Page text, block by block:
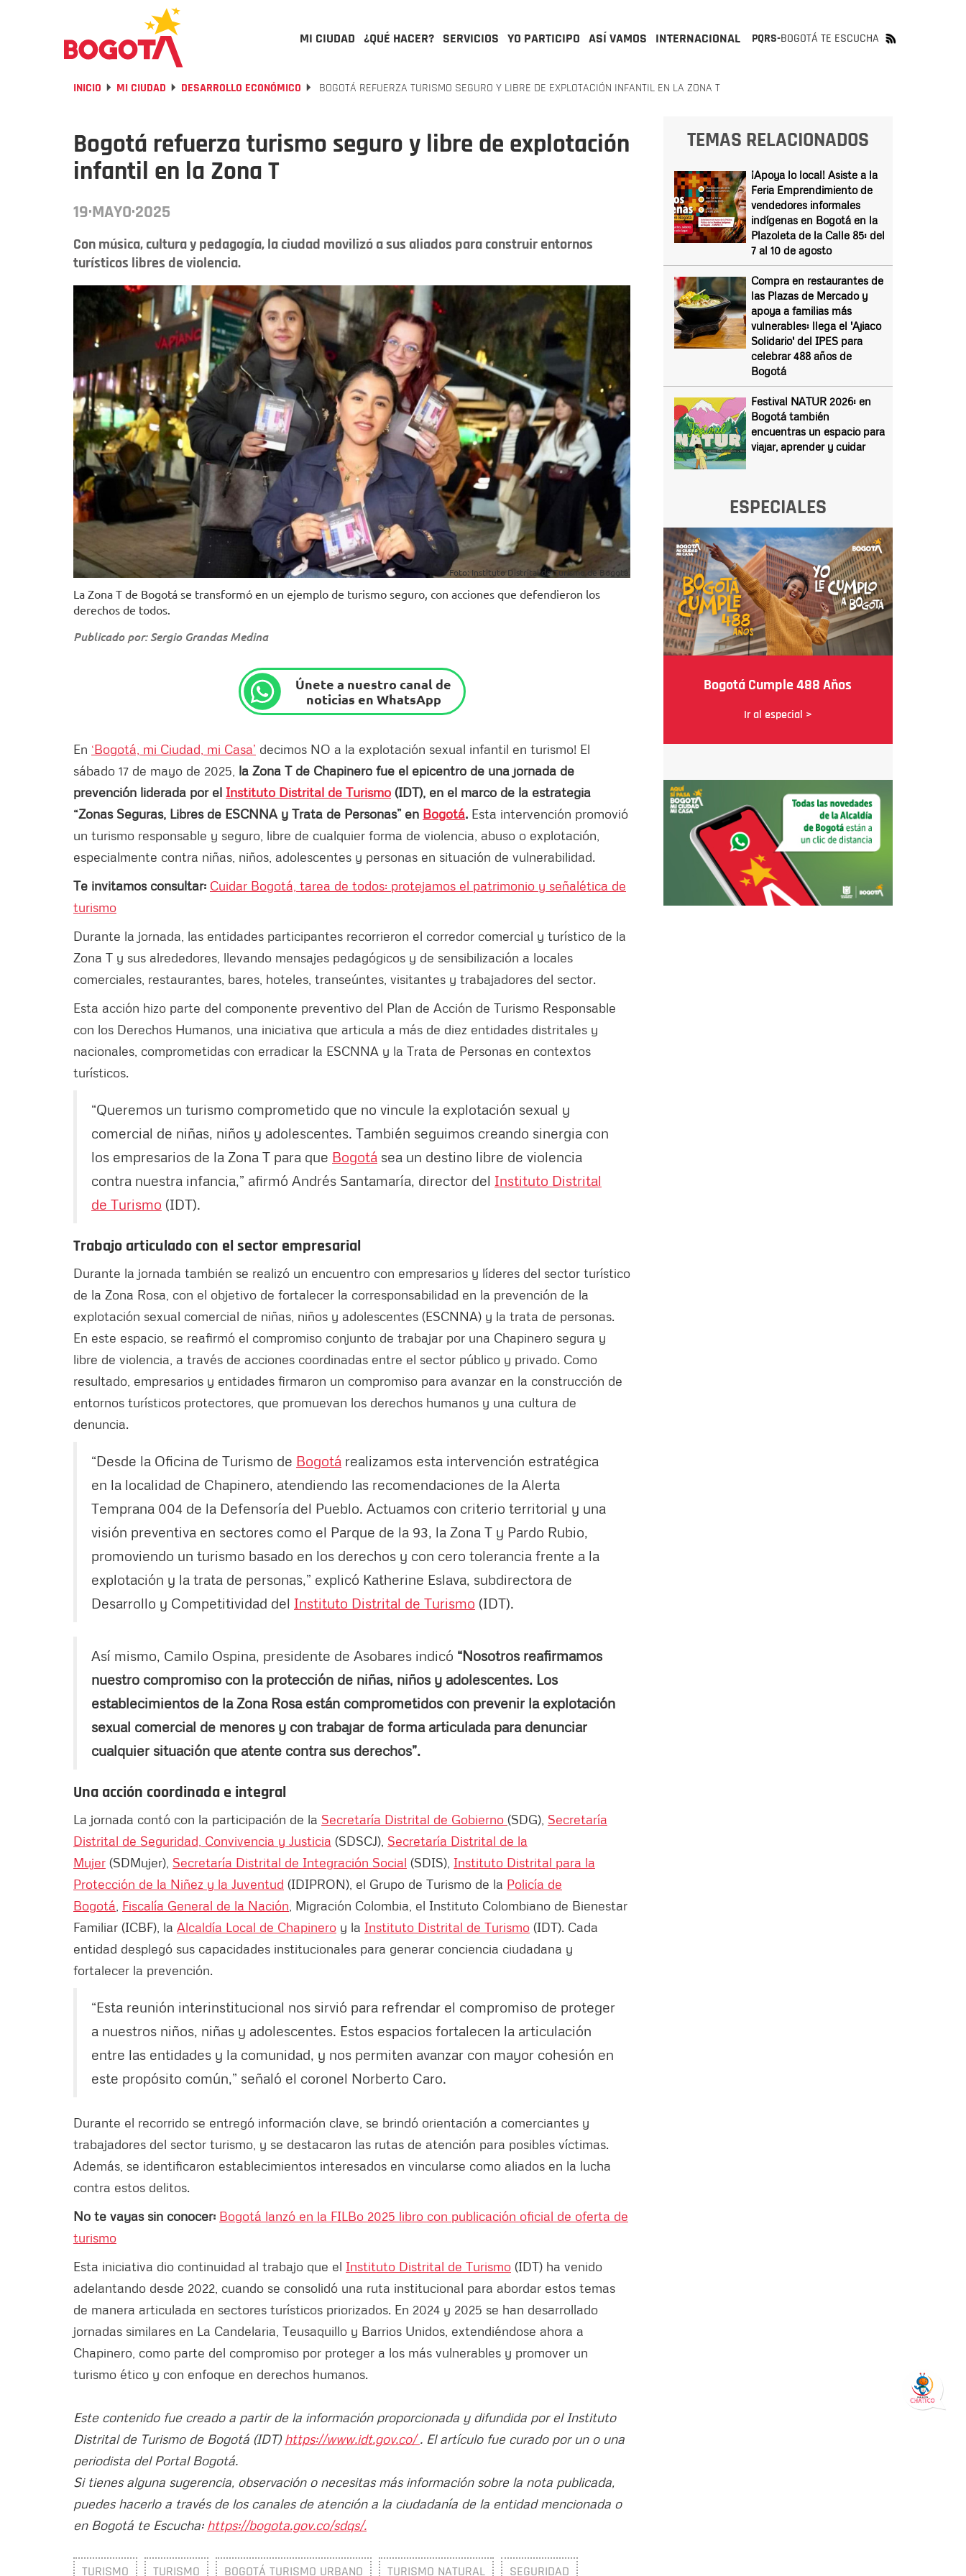
MI CIUDAD ¿QUÉ HACER? SERVICIOS YO PARTICIPO ASÍ VAMOS INTERNACIONAL PQRS-BOGOTÁ TE ESCUCHA
INICIO MI CIUDAD DESARROLLO ECONÓMICO BOGOTÁ REFUERZA TURISMO SEGURO Y LIBRE DE EXPLOTACIÓN INFANTIL EN LA ZONA T
Bogotá refuerza turismo seguro y libre de explotación
infantil en la Zona T
19·MAYO·2025
Con música, cultura y pedagogía, la ciudad movilizó a sus aliados para construir entornos
turísticos libres de violencia.
Foto: Instituto Distrital de Turismo de Bogotá.
La Zona T de Bogotá se transformó en un ejemplo de turismo seguro, con acciones que defendieron los
derechos de todos.
Publicado por: Sergio Grandas Medina
Únete a nuestro canal de
noticias en WhatsApp
En ‘Bogotá, mi Ciudad, mi Casa’ decimos NO a la explotación sexual infantil en turismo! El
sábado 17 de mayo de 2025, la Zona T de Chapinero fue el epicentro de una jornada de
prevención liderada por el Instituto Distrital de Turismo (IDT), en el marco de la estrategia
“Zonas Seguras, Libres de ESCNNA y Trata de Personas” en Bogotá. Esta intervención promovió
un turismo responsable y seguro, libre de cualquier forma de violencia, abuso o explotación,
especialmente contra niñas, niños, adolescentes y personas en situación de vulnerabilidad.
Te invitamos consultar: Cuidar Bogotá, tarea de todos: protejamos el patrimonio y señalética de
turismo
Durante la jornada, las entidades participantes recorrieron el corredor comercial y turístico de la
Zona T y sus alrededores, llevando mensajes pedagógicos y de sensibilización a locales
comerciales, restaurantes, bares, hoteles, transeúntes, visitantes y trabajadores del sector.
Esta acción hizo parte del componente preventivo del Plan de Acción de Turismo Responsable
con los Derechos Humanos, una iniciativa que articula a más de diez entidades distritales y
nacionales, comprometidas con erradicar la ESCNNA y la Trata de Personas en contextos
turísticos.
“Queremos un turismo comprometido que no vincule la explotación sexual y
comercial de niñas, niños y adolescentes. También seguimos creando sinergia con
los empresarios de la Zona T para que Bogotá sea un destino libre de violencia
contra nuestra infancia,” afirmó Andrés Santamaría, director del Instituto Distrital
de Turismo (IDT).
Trabajo articulado con el sector empresarial
Durante la jornada también se realizó un encuentro con empresarios y líderes del sector turístico
de la Zona Rosa, con el objetivo de fortalecer la corresponsabilidad en la prevención de la
explotación sexual comercial de niñas, niños y adolescentes (ESCNNA) y la trata de personas.
En este espacio, se reafirmó el compromiso conjunto de trabajar por una Chapinero segura y
libre de violencia, a través de acciones coordinadas entre el sector público y privado. Como
resultado, empresarios y entidades firmaron un compromiso para avanzar en la construcción de
entornos turísticos protectores, que promuevan los derechos humanos y una cultura de
denuncia.
“Desde la Oficina de Turismo de Bogotá realizamos esta intervención estratégica
en la localidad de Chapinero, atendiendo las recomendaciones de la Alerta
Temprana 004 de la Defensoría del Pueblo. Actuamos con criterio territorial y una
visión preventiva en sectores como el Parque de la 93, la Zona T y Pardo Rubio,
promoviendo un turismo basado en los derechos y con cero tolerancia frente a la
explotación y la trata de personas,” explicó Katherine Eslava, subdirectora de
Desarrollo y Competitividad del Instituto Distrital de Turismo (IDT).
Así mismo, Camilo Ospina, presidente de Asobares indicó “Nosotros reafirmamos
nuestro compromiso con la protección de niñas, niños y adolescentes. Los
establecimientos de la Zona Rosa están comprometidos con prevenir la explotación
sexual comercial de menores y con trabajar de forma articulada para denunciar
cualquier situación que atente contra sus derechos”.
Una acción coordinada e integral
La jornada contó con la participación de la Secretaría Distrital de Gobierno (SDG), Secretaría
Distrital de Seguridad, Convivencia y Justicia (SDSCJ), Secretaría Distrital de la
Mujer (SDMujer), Secretaría Distrital de Integración Social (SDIS), Instituto Distrital para la
Protección de la Niñez y la Juventud (IDIPRON), el Grupo de Turismo de la Policía de
Bogotá Fiscalía General de la Nación , Migración Colombia, el Instituto Colombiano de Bienestar
Familiar (ICBF), la Alcaldía Local de Chapinero y la Instituto Distrital de Turismo (IDT). Cada
entidad desplegó sus capacidades institucionales para generar conciencia ciudadana y
fortalecer la prevención.
“Esta reunión interinstitucional nos sirvió para refrendar el compromiso de proteger
a nuestros niños, niñas y adolescentes. Estos espacios fortalecen la articulación
entre las entidades y la comunidad, y nos permiten avanzar con mayor cohesión en
este propósito común,” señaló el coronel Norberto Caro.
Durante el recorrido se entregó información clave, se brindó orientación a comerciantes y
trabajadores del sector turismo, y se destacaron las rutas de atención para posibles víctimas.
Además, se identificaron establecimientos interesados en vincularse como aliados en la lucha
contra estos delitos.
No te vayas sin conocer: Bogotá lanzó en la FILBo 2025 libro con publicación oficial de oferta de
turismo
Esta iniciativa dio continuidad al trabajo que el Instituto Distrital de Turismo (IDT) ha venido
adelantando desde 2022, cuando se consolidó una ruta institucional para abordar estos temas
de manera articulada en sectores turísticos priorizados. En 2024 y 2025 se han desarrollado
jornadas similares en La Candelaria, Teusaquillo y Barrios Unidos, extendiéndose ahora a
Chapinero, como parte del compromiso por proteger a los más vulnerables y promover un
turismo ético y con enfoque en derechos humanos.
Este contenido fue creado a partir de la información proporcionada y difundida por el Instituto
Distrital de Turismo de Bogotá (IDT) https://www.idt.gov.co/. El artículo fue curado por un o una
periodista del Portal Bogotá.
Si tienes alguna sugerencia, observación o necesitas más información sobre la nota publicada,
puedes hacerlo a través de los canales de atención a la ciudadanía de la entidad mencionada o
en Bogotá te Escucha: https://bogota.gov.co/sdqs/.
TURISMO TURISMO BOGOTÁ TURISMO URBANO TURISMO NATURAL SEGURIDAD
TEMAS RELACIONADOS
¡Apoya lo local! Asiste a la
Feria Emprendimiento de
vendedores informales
indígenas en Bogotá en la
Plazoleta de la Calle 85: del
7 al 10 de agosto
Compra en restaurantes de
las Plazas de Mercado y
apoya a familias más
vulnerables: llega el 'Ajiaco
Solidario' del IPES para
celebrar 488 años de
Bogotá
Festival NATUR 2026: en
Bogotá también
encuentras un espacio para
viajar, aprender y cuidar
ESPECIALES
Bogotá Cumple 488 Años
Ir al especial >